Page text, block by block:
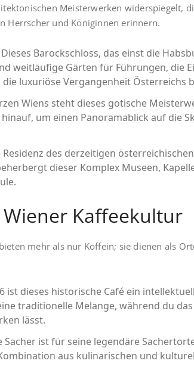
Meisterwerken widerspiegelt,
Herrscher und Königinnen erinnern.
Barockschloss, das einst die
weitläufige Gärten für Führungen, die
luxuriöse Vergangenheit Österreichs
Wiens steht dieses gotische
um einen Panoramablick auf die
des derzeitigen österreichischen
dieser Komplex Museen,
Kaffeekultur
mehr als nur Koffein; sie dienen als
ist dieses historische Café ein
traditionelle Melange, während du
lässt.
Sacher ist für seine legendäre
aus kulinarischen und